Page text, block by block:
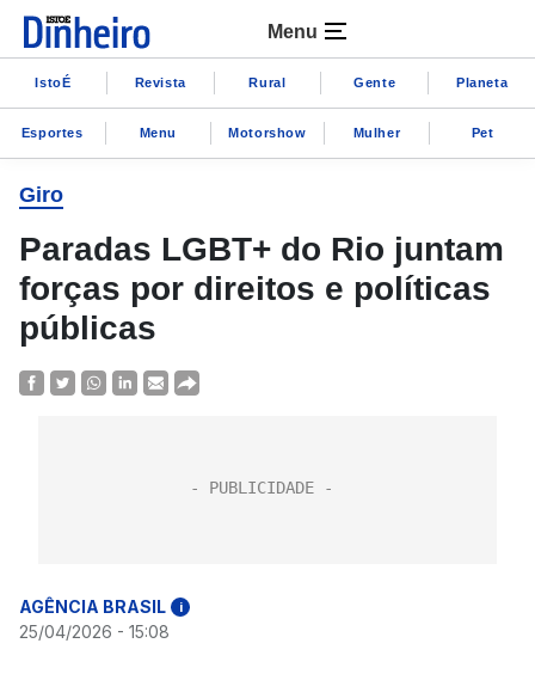
Menu
IstoÉ Revista Rural Gente Planeta
Esportes Menu Motorshow Mulher Pet
Giro
Paradas LGBT+ do Rio juntam
forças por direitos e políticas
públicas
AGÊNCIA BRASIL i
25/04/2026 - 15:08